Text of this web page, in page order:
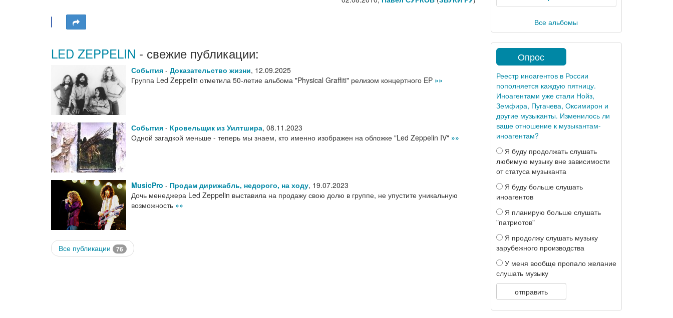
LED ZEPPELIN - свежие публикации:
События - Доказательство жизни, 12.09.2025
Группа Led Zeppelin отметила 50-летие альбома "Physical Graffiti" релизом концертного EP »»
События - Кровельщик из Уилтшира, 08.11.2023
Одной загадкой меньше - теперь мы знаем, кто именно изображен на обложке "Led Zeppelin IV" »»
MusicPro - Продам дирижабль, недорого, на ходу, 19.07.2023
Дочь менеджера Led Zeppelin выставила на продажу свою долю в группе, не упустите уникальную
возможность »»
Все публикации 76
Все альбомы
Опрос
Реестр иноагентов в России
пополняется каждую пятницу.
Иноагентами уже стали Нойз,
Земфира, Пугачева, Оксимирон и
другие музыканты. Изменилось ли
ваше отношение к музыкантам-
иноагентам?
Я буду продолжать слушать
любимую музыку вне зависимости
от статуса музыканта
Я буду больше слушать
иноагентов
Я планирую больше слушать
"патриотов"
Я продолжу слушать музыку
зарубежного производства
У меня вообще пропало желание
слушать музыку
отправить